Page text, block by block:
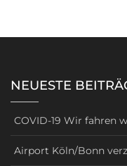
NEUESTE
COVID-19 Wir fahren
Airport Köln/Bonn